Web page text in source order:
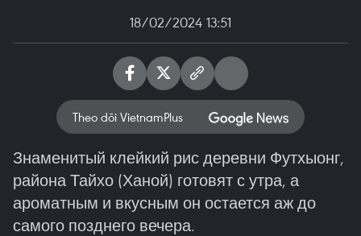
18/02/2024 13:51
Theo dõi VietnamPlus
Знаменитый клейкий рис деревни Футхыонг,
района Тайхо (Ханой) готовят с утра, а
ароматным и вкусным он остается аж до
самого позднего вечера.